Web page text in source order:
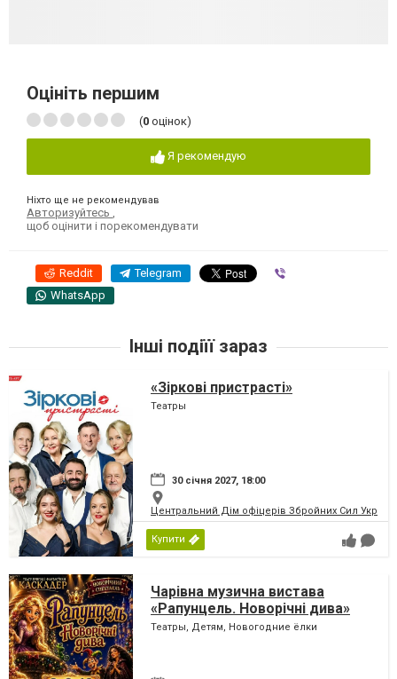
Оцініть першим
(0 оцінок)
Я рекомендую
Ніхто ще не рекомендував
Авторизуйтесь
щоб оцінити і порекомендувати
Reddit Telegram
WhatsApp
Інші подіїї зараз
«Зіркові пристрасті»
Театры
30 січня 2027, 18:00
Центральний Дім офіцерів Збройних Сил
Купити
Чарівна музична вистава
«Рапунцель. Новорічні дива»
Театры, Детям, Новогодние ёлки